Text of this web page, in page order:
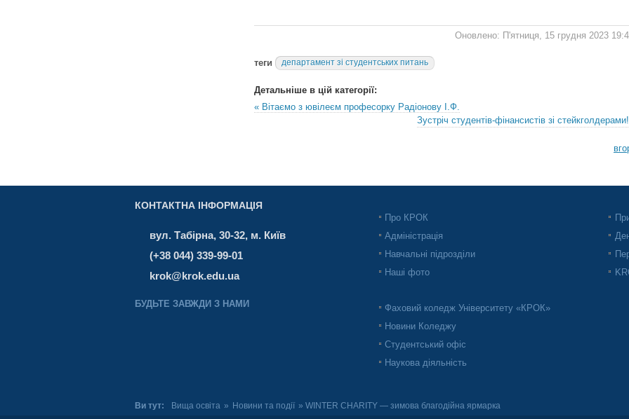
Оновлено: П'ятниця, 15 грудня 2023
теги департамент зі студентських питань
Детальніше в цій категорії:
« Вітаємо з ювілеєм професорку Радіонову І.Ф.
Зустріч студентів-фінансистів зі
КОНТАКТНА ІНФОРМАЦІЯ
вул. Табірна, 30-32, м. Київ
(+38 044) 339-99-01
krok@krok.edu.ua
БУДЬТЕ ЗАВЖДИ З НАМИ
Про КРОК
Адміністрація
Навчальні підрозділи
Наші фото
Фаховий коледж Університету «КРОК»
Новини Коледжу
Студентський офіс
Наукова діяльність
Ви тут: Вища освіта » Новини та події » WINTER CHARITY — зимова благодійна ярмарка